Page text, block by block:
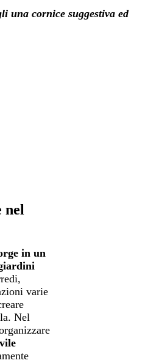
una cornice suggestiva ed
nel
in un
varie
Nel